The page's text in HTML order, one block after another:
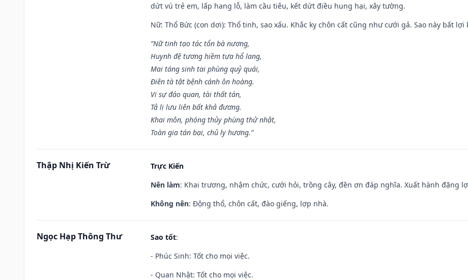
dứt vú trẻ em, lấp hang lỗ, làm cầu tiêu, kết dứt điều hung hại, xây tường.
Nữ: Thổ Bức (con dơi): Thổ tinh, sao xấu. Khắc kỵ chôn cất cũng như cưới gả. Sao này bất lợi
“Nữ tinh tạo tác tổn bà nương,
Huynh đệ tương hiềm tựa hổ lang,
Mai táng sinh tai phùng quỷ quái,
Điên tà tật bệnh cánh ôn hoàng.
Vi sự đáo quan, tài thất tán,
Tả lị lưu liên bất khả đương.
Khai môn, phóng thủy phùng thử nhật,
Toàn gia tán bại, chủ ly hương.”
Thập Nhị Kiến Trừ
Trực Kiến
Nên làm: Khai trương, nhậm chức, cưới hỏi, trồng cây, đền ơn đáp nghĩa. Xuất hành đặng
Không nên: Động thổ, chôn cất, đào giếng, lợp nhà.
Ngọc Hạp Thông Thư Sao tốt:
- Phúc Sinh: Tốt cho mọi việc.
- Quan Nhật: Tốt cho mọi việc.